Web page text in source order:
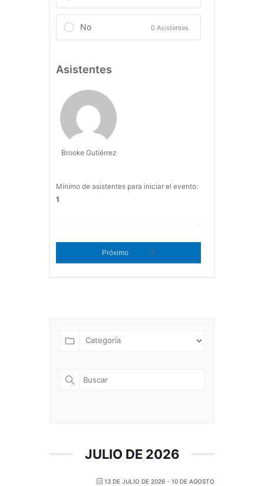
No 0 Asistentes
Asistentes
Brooke Gutiérrez
Mínimo de asistentes para iniciar el evento:
1
Próximo
JULIO DE 2026
13 DE JULIO DE 2026 - 10 DE AGOSTO